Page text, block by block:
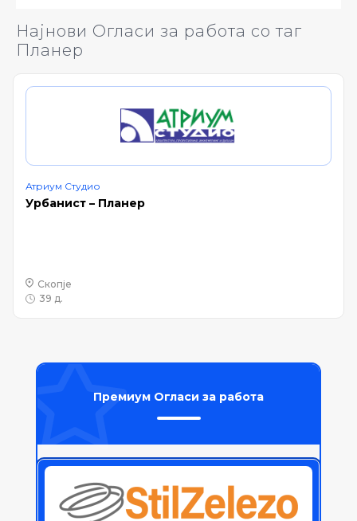
Најнови Огласи за работа со таг
Планер
Атриум Студио
Урбанист – Планер
Скопје
39 д.
Премиум Огласи за работа